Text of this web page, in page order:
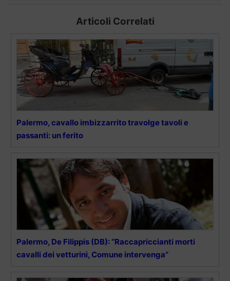
Articoli Correlati
Palermo, cavallo imbizzarrito travolge tavoli e
passanti: un ferito
Palermo, De Filippis (DB): “Raccapriccianti morti
cavalli dei vetturini, Comune intervenga”